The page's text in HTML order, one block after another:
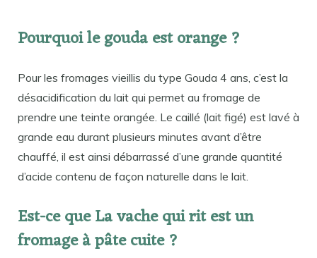
Pourquoi le gouda est orange ?
Pour les fromages vieillis du type Gouda 4 ans, c’est la
désacidification du lait qui permet au fromage de
prendre une teinte orangée. Le caillé (lait figé) est lavé à
grande eau durant plusieurs minutes avant d’être
chauffé, il est ainsi débarrassé d’une grande quantité
d’acide contenu de façon naturelle dans le lait.
Est-ce que La vache qui rit est un
fromage à pâte cuite ?